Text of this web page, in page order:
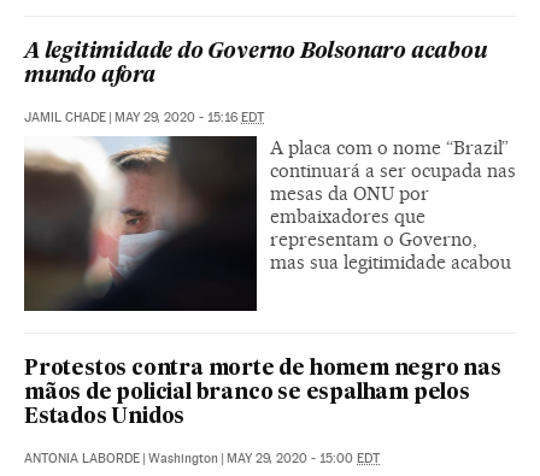
A legitimidade do Governo Bolsonaro acabou
mundo afora
JAMIL CHADE | MAY 29, 2020 - 15:16 EDT
A placa com o nome “Brazil”
continuará a ser ocupada nas
mesas da ONU por
embaixadores que
representam o Governo,
mas sua legitimidade acabou
Protestos contra morte de homem negro nas
mãos de policial branco se espalham pelos
Estados Unidos
ANTONIA LABORDE | Washington | MAY 29, 2020 - 15:00 EDT